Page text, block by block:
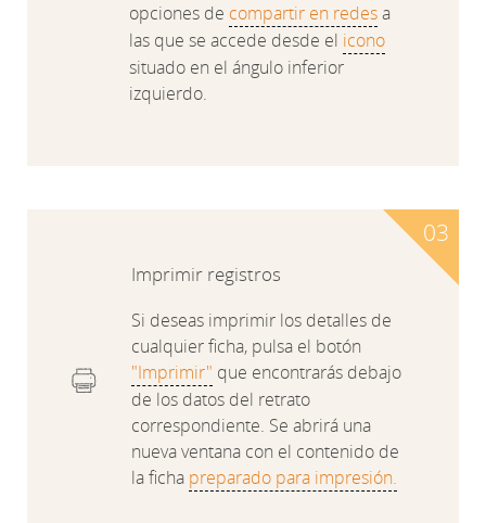
opciones de compartir en redesa
las que se accede desde el icono
situado en el ángulo inferior
izquierdo.
Imprimir registros
Si deseas imprimir los detalles de
cualquier ficha, pulsa el botón
"Imprimir" que encontrarás debajo
de los datos del retrato
correspondiente. Se abrirá una
nueva ventana con el contenido de
la ficha preparado para impresión.